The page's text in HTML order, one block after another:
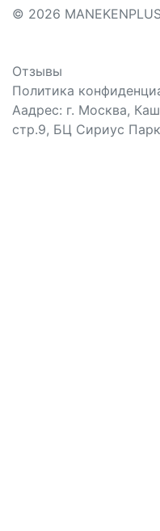
© 2026
Отзывы
Политика
Аадрес: г. Москва,
стр.9, БЦ Сириус